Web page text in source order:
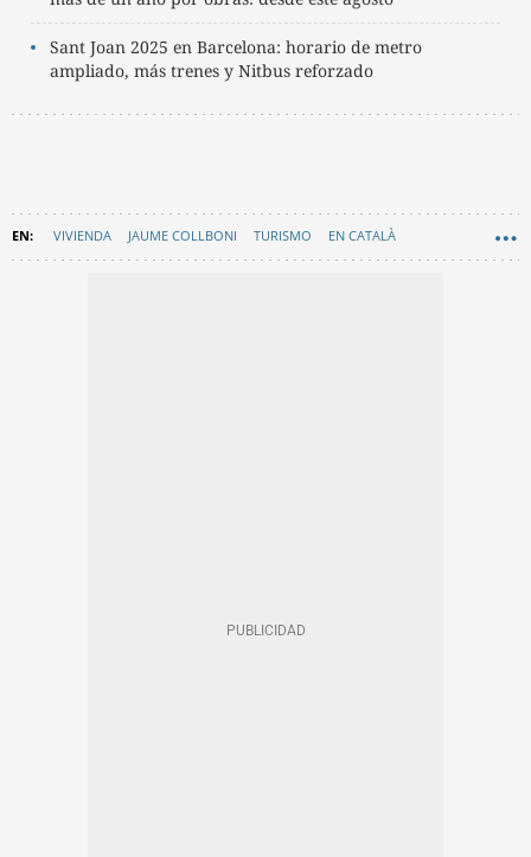
Sant Joan 2025 en Barcelona: horario de metro
ampliado, más trenes y Nitbus reforzado
VIVIENDA JAUME COLLBONI TURISMO EN CATALÀ